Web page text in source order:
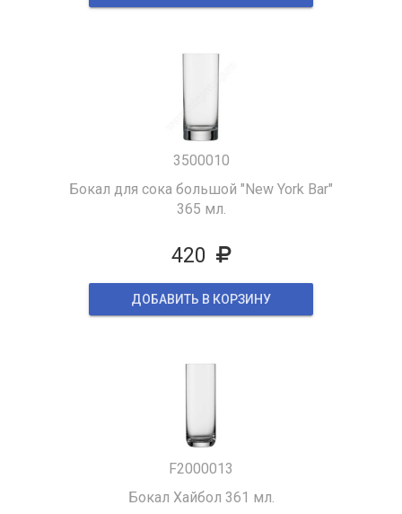
3500010
Бокал для сока большой "New York Bar"
365 мл.
420
ДОБАВИТЬ В КОРЗИНУ
F2000013
Бокал Хайбол 361 мл.